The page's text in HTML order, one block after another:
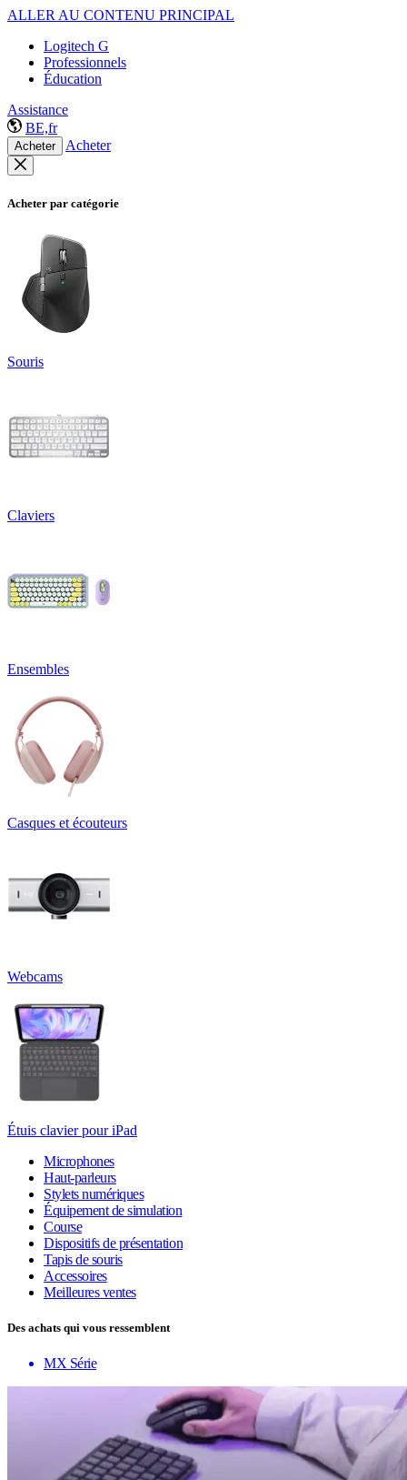
ALLER AU CONTENU PRINCIPAL
Logitech G
Professionnels
Éducation
Assistance
BE,fr
Acheter Acheter
Acheter par catégorie
Souris
Claviers
Ensembles
Casques et écouteurs
Webcams
Étuis clavier pour iPad
Microphones
Haut-parleurs
Stylets numériques
Équipement de simulation
Course
Dispositifs de présentation
Tapis de souris
Accessoires
Meilleures ventes
Des achats qui vous ressemblent
MX Série